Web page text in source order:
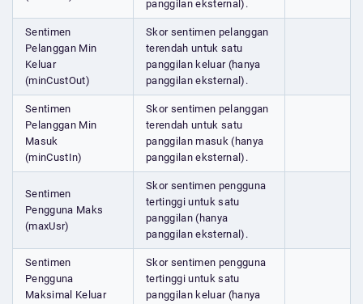
panggilan eksternal).
Sentimen
Pelanggan Min
Keluar
(minCustOut)
Skor sentimen pelanggan
terendah untuk satu
panggilan keluar (hanya
panggilan eksternal).
Sentimen
Pelanggan Min
Masuk
(minCustIn)
Skor sentimen pelanggan
terendah untuk satu
panggilan masuk (hanya
panggilan eksternal).
Sentimen
Pengguna Maks
(maxUsr)
Skor sentimen pengguna
tertinggi untuk satu
panggilan (hanya
panggilan eksternal).
Sentimen
Pengguna
Maksimal Keluar
Skor sentimen pengguna
tertinggi untuk satu
panggilan keluar (hanya